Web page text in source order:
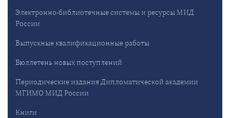
Электронно-библиотечные системы и ресурсы МИД
России
Выпускные квалификационные работы
Бюллетень новых поступлений
Периодические издания Дипломатической академии
МГИМО МИД России
Книги